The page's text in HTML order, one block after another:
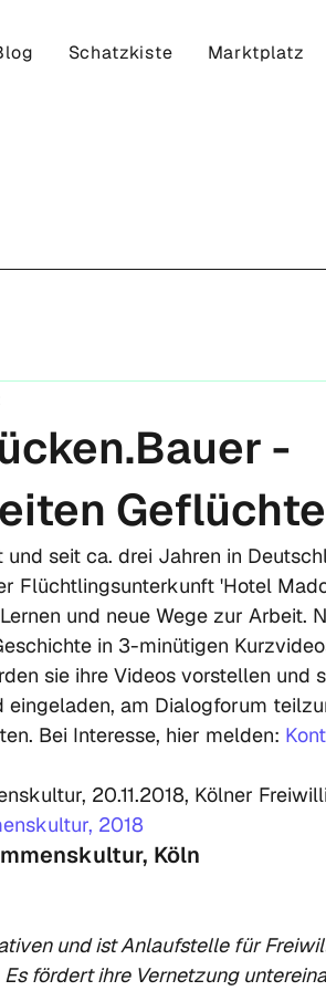
Schatzkiste Marktplatz
-
seit ca. drei Jahren in
Flüchtlingsunterkunft 'Hotel
und neue Wege zur Arbeit.
in 3-minütigen
sie ihre Videos vorstellen und
am Dialogforum
Bei Interesse, hier melden:
20.11.2018, Kölner
2018
Köln
fördert ihre Vernetzung